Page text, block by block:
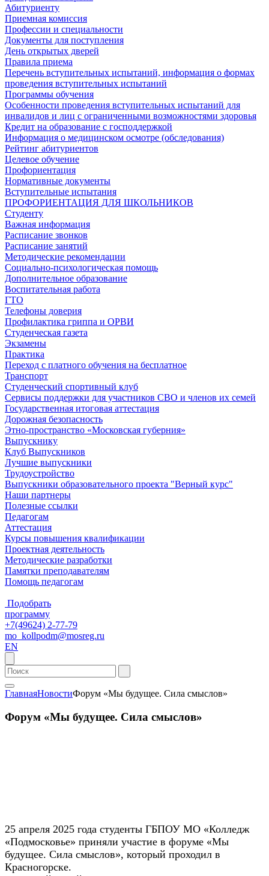
Абитуриенту
Приемная комиссия
Профессии и специальности
Документы для поступления
День открытых дверей
Правила приема
Перечень вступительных испытаний, информация о формах
проведения вступительных испытаний
Программы обучения
Особенности проведения вступительных испытаний для
инвалидов и лиц с ограниченными возможностями здоровья
Кредит на образование с господдержкой
Информация о медицинском осмотре (обследования)
Рейтинг абитуриентов
Целевое обучение
Профориентация
Нормативные документы
Вступительные испытания
ПРОФОРИЕНТАЦИЯ ДЛЯ ШКОЛЬНИКОВ
Студенту
Важная информация
Расписание звонков
Расписание занятий
Методические рекомендации
Социально-психологическая помощь
Дополнительное образование
Воспитательная работа
ГТО
Телефоны доверия
Профилактика гриппа и ОРВИ
Cтуденческая газета
Экзамены
Практика
Переход с платного обучения на бесплатное
Транспорт
Студенческий спортивный клуб
Сервисы поддержки для участников СВО и членов их семей
Государственная итоговая аттестация
Дорожная безопасность
Этно-пространство «Московская губерния»
Выпускнику
Клуб Выпускников
Лучшие выпускники
Трудоустройство
Выпускники образовательного проекта "Верный курс"
Наши партнеры
Полезные ссылки
Педагогам
Аттестация
Курсы повышения квалификации
Проектная деятельность
Методические разработки
Памятки преподавателям
Помощь педагогам
Подобрать
программу
+7(49624) 2-77-79
mo_kollpodm@mosreg.ru
EN
ГлавнаяНовостиФорум «Мы будущее. Сила смыслов»
Форум «Мы будущее. Сила смыслов»
25 апреля 2025 года студенты ГБПОУ МО «Колледж
«Подмосковье» приняли участие в форуме «Мы
будущее. Сила смыслов», который проходил в
Красногорске.